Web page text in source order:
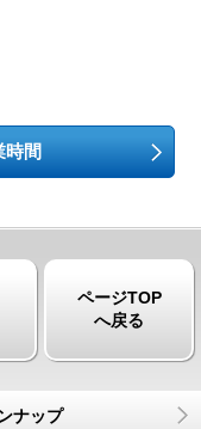
時間
ページTOP
へ戻る
ナップ